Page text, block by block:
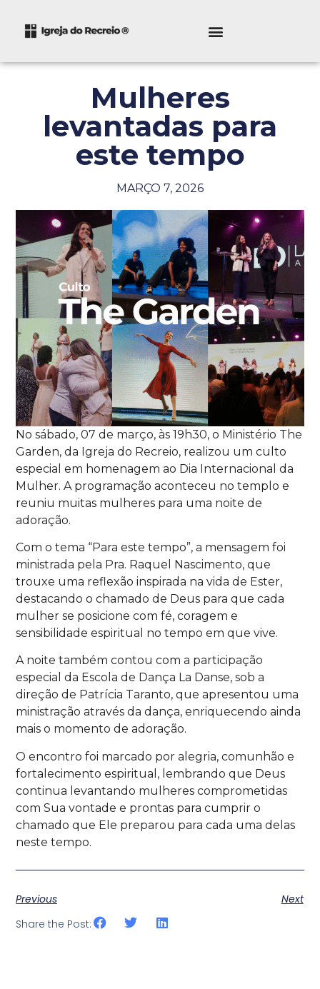
Mulheres
levantadas para
este tempo
MARÇO 7, 2026
No sábado, 07 de março, às 19h30, o Ministério The
Garden, da Igreja do Recreio, realizou um culto
especial em homenagem ao Dia Internacional da
Mulher. A programação aconteceu no templo e
reuniu muitas mulheres para uma noite de
adoração.
Com o tema “Para este tempo”, a mensagem foi
ministrada pela Pra. Raquel Nascimento, que
trouxe uma reflexão inspirada na vida de Ester,
destacando o chamado de Deus para que cada
mulher se posicione com fé, coragem e
sensibilidade espiritual no tempo em que vive.
A noite também contou com a participação
especial da Escola de Dança La Danse, sob a
direção de Patrícia Taranto, que apresentou uma
ministração através da dança, enriquecendo ainda
mais o momento de adoração.
O encontro foi marcado por alegria, comunhão e
fortalecimento espiritual, lembrando que Deus
continua levantando mulheres comprometidas
com Sua vontade e prontas para cumprir o
chamado que Ele preparou para cada uma delas
neste tempo.
Previous
Next
Share the Post: